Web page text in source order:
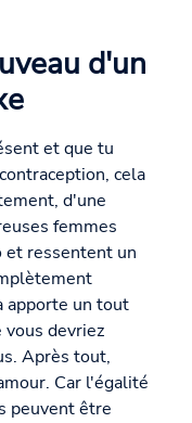
d'un
et que tu
cela
d'une
femmes
et ressentent un
apporte un tout
devriez
Après tout,
Car l'égalité
peuvent être